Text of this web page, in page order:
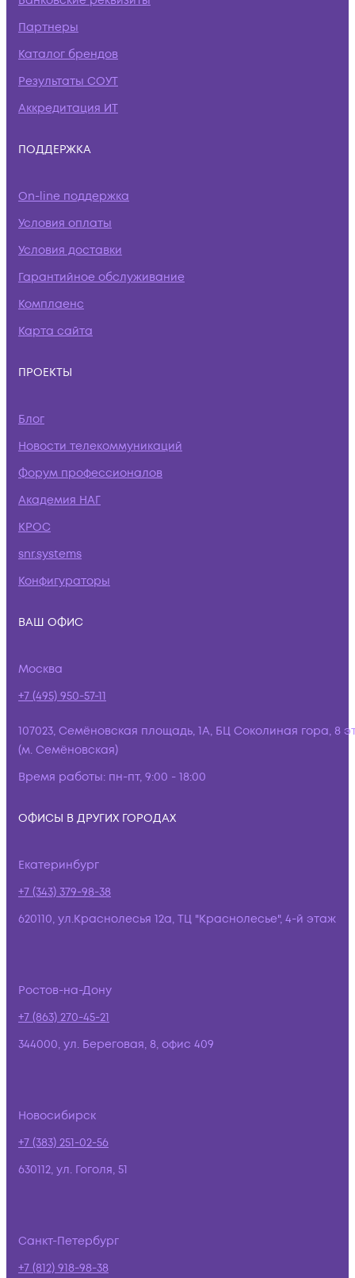
Партнеры
Каталог брендов
Результаты СОУТ
Аккредитация ИТ
ПОДДЕРЖКА
On-line поддержка
Условия оплаты
Условия доставки
Гарантийное обслуживание
Комплаенс
Карта сайта
ПРОЕКТЫ
Блог
Новости телекоммуникаций
Форум профессионалов
Академия НАГ
КРОС
snr.systems
Конфигураторы
ВАШ ОФИС
Москва
+7 (495) 950-57-11
107023, Семёновская площадь, 1А, БЦ Соколиная гора, 8
(м. Семёновская)
Время работы: пн-пт, 9:00 - 18:00
ОФИСЫ В ДРУГИХ ГОРОДАХ
Екатеринбург
+7 (343) 379-98-38
620110, ул.Краснолесья 12а, ТЦ "Краснолесье", 4-й этаж
Ростов-на-Дону
+7 (863) 270-45-21
344000, ул. Береговая, 8, офис 409
Новосибирск
+7 (383) 251-02-56
630112, ул. Гоголя, 51
Санкт-Петербург
+7 (812) 918-98-38